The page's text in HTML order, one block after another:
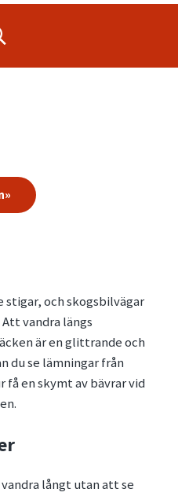
stigar, och skogsbilvägar
vandra längs
är en glittrande och
du se lämningar från
en skymt av bävrar vid
långt utan att se